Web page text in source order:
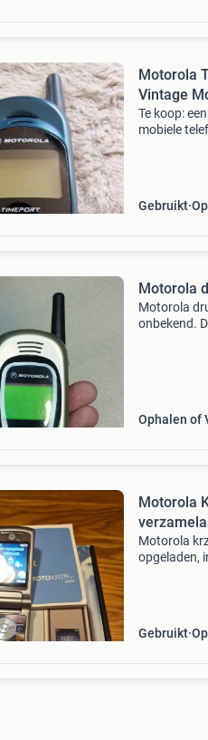
Motorola
Vintage
Te koop:
mobiele
Gebruikt
Motorola
Motorola
onbekend.
Ophalen of
Motorola
Motorola
opgeladen,
Gebruikt